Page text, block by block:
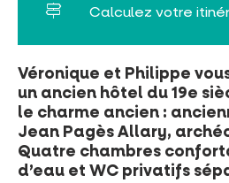
Véronique et Philippe
un ancien hôtel du 19e
le charme ancien :
Jean Pagès Allary,
Quatre chambres
d’eau et WC privatifs
Calculez votre